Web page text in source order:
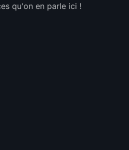
qu'on en parle ici !